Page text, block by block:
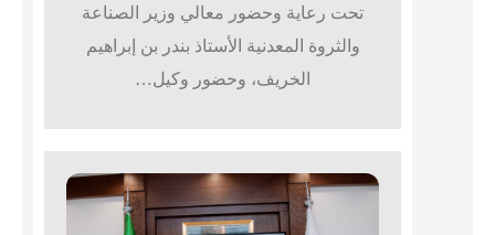
تحت رعاية وحضور معالي وزير الصناعة
والثروة المعدنية الأستاذ بندر بن إبراهيم
الخريف، وحضور وكيل…